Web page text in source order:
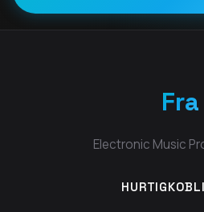
Fra
Electronic Music